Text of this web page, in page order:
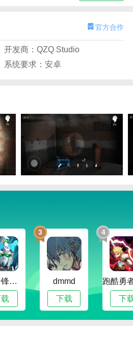
仓库后面的密室，如果我能活
锦
但能发现的线索非常少，把
，注意细节是破案的关键，
真实。
，与孙美琪主线合作，构建
杀人的真相。
在手机里。 太阳下山了，必须
略
很简单，左侧是移动位置的
费随便使用
逼真，建议戴耳机玩，打开手
有什么东西，可以使用放大镜
看见甲壳虫，不要触碰说不定
新日志
官方合作
开发商：QZQ Studio
系统要求：安卓
敢达争锋对决无限钻石版
3
dmmd
下载
4
下